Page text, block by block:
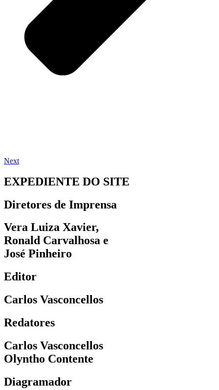
Next
EXPEDIENTE DO SITE
Diretores de Imprensa
Vera Luiza Xavier,
Ronald Carvalhosa e
José Pinheiro
Editor
Carlos Vasconcellos
Redatores
Carlos Vasconcellos
Olyntho Contente
Diagramador